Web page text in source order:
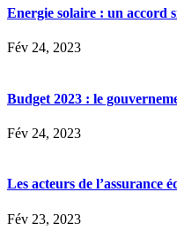
Energie solaire : un accord
Fév 24, 2023
Budget 2023 : le
Fév 24, 2023
Les acteurs de l’assurance
Fév 23, 2023